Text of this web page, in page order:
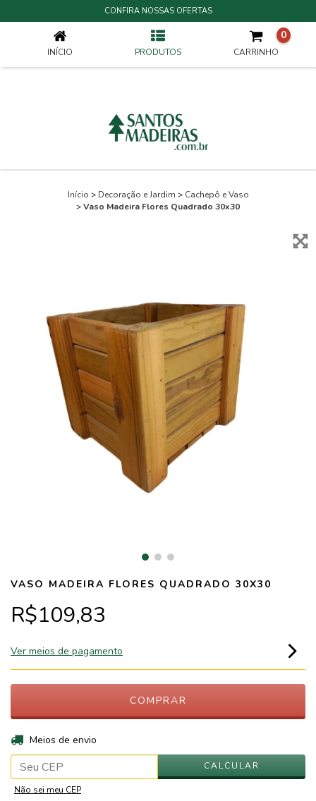
CONFIRA NOSSAS OFERTAS
INÍCIO PRODUTOS CARRINHO
0
Início > Decoração e Jardim > Cachepô e Vaso
>Vaso Madeira Flores Quadrado 30x30
VASO MADEIRA FLORES QUADRADO 30X30
R$109,83
Ver meios de pagamento
Entregas para o CEP:
Meios de envio
CALCULAR
Não sei meu CEP